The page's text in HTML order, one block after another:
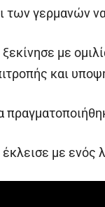
των γερμανών
με
και
με ενός